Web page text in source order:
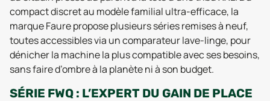
compact discret au modèle familial ultra-efficace, la
marque Faure propose plusieurs séries remises à neuf,
toutes accessibles via un comparateur lave-linge, pour
dénicher la machine la plus compatible avec ses besoins,
sans faire d’ombre à la planète ni à son budget.
SÉRIE FWQ : L’EXPERT DU GAIN DE PLACE